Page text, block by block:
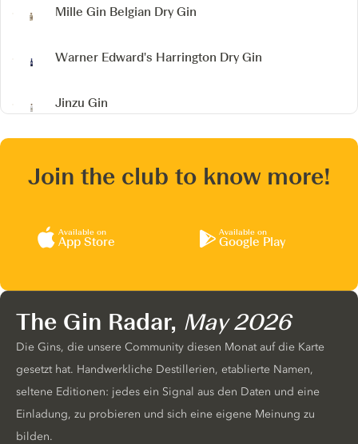
Mille Gin Belgian Dry Gin
Warner Edward's Harrington Dry Gin
Jinzu Gin
Join the club to know more!
Available on
App Store
Available on
Google Play
The Gin Radar, May 2026
Die Gins, die unsere Community diesen Monat auf die Karte
gesetzt hat. Handwerkliche Destillerien, etablierte Namen,
seltene Editionen: jedes ein Signal aus den Daten und eine
Einladung, zu probieren und sich eine eigene Meinung zu
bilden.